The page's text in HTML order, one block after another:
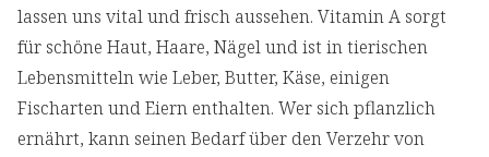
lassen uns vital und frisch aussehen. Vitamin A sorgt
für schöne Haut, Haare, Nägel und ist in tierischen
Lebensmitteln wie Leber, Butter, Käse, einigen
Fischarten und Eiern enthalten. Wer sich pflanzlich
ernährt, kann seinen Bedarf über den Verzehr von